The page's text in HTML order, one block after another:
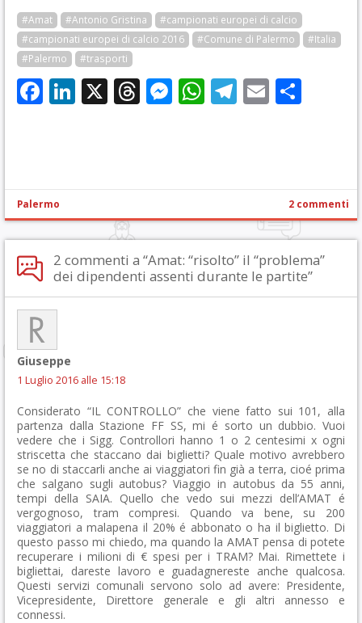
#Amat #Antonio Gristina
#campionati europei di calcio
#campionati europei di calcio 2016
#Comune di Palermo
#Italia
#Palermo
#trasporti
Facebook
LinkedIn
X Threads
Messenger
WhatsApp
Telegram
Email
Palermo 2 commenti
2 commenti a “Amat: “risolto” il “problema”
dei dipendenti assenti durante le partite”
Giuseppe
1 Luglio 2016 alle 15:18
Considerato “IL CONTROLLO” che viene fatto sui 101, alla
partenza dalla Stazione FF SS, mi é sorto un dubbio. Vuoi
vedere che i Sigg. Controllori hanno 1 o 2 centesimi x ogni
striscetta che staccano dai biglietti? Quale motivo avrebbero
se no di staccarli anche ai viaggiatori fin già a terra, cioé prima
che salgano sugli autobus? Viaggio in autobus da 55 anni,
tempi della SAIA. Quello che vedo sui mezzi dell’AMAT é
vergognoso, tram compresi. Quando va bene, su 200
viaggiatori a malapena il 20% é abbonato o ha il biglietto. Di
questo passo mi chiedo, ma quando la AMAT pensa di potete
recuperare i milioni di € spesi per i TRAM? Mai. Rimettete i
bigliettai, dareste lavoro e guadagnereste anche qualcosa.
Questi servizi comunali servono solo ad avere: Presidente,
Vicepresidente, Direttore generale e gli altri annesso e
connessi.